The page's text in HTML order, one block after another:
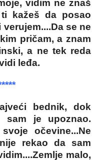
vidim ne znaš
kažeš da posao
se ne
pričam, a znam
a ne tek reda
leđa.
bednik, dok
sam je upoznao.
očevine...Ne
rekao da sam
malo,